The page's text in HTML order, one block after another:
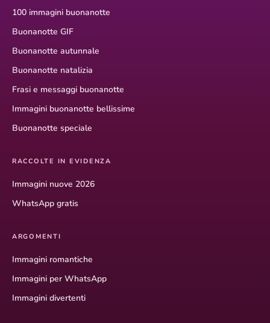
100 immagini buonanotte
Buonanotte GIF
Buonanotte autunnale
Buonanotte natalizia
Frasi e messaggi buonanotte
Immagini buonanotte bellissime
Buonanotte speciale
RACCOLTE IN EVIDENZA
Immagini nuove 2026
WhatsApp gratis
ARGOMENTI
Immagini romantiche
Immagini per WhatsApp
Immagini divertenti